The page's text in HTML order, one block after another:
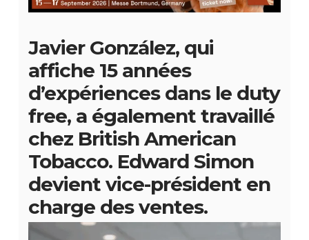
Javier González, qui
affiche 15 années
d’expériences dans le duty
free, a également travaillé
chez British American
Tobacco. Edward Simon
devient vice-président en
charge des ventes.